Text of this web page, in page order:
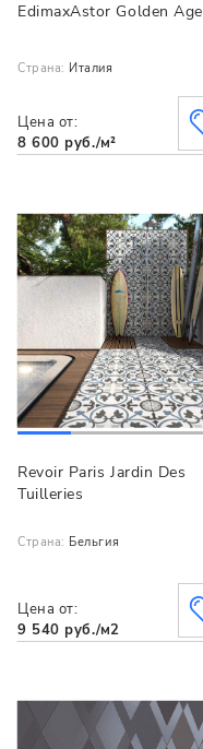
EdimaxAstor Golden Age
Страна: Италия
Цена от:
8 600 руб./м²
Revoir Paris Jardin Des
Tuilleries
Страна: Бельгия
Цена от:
9 540 руб./м2